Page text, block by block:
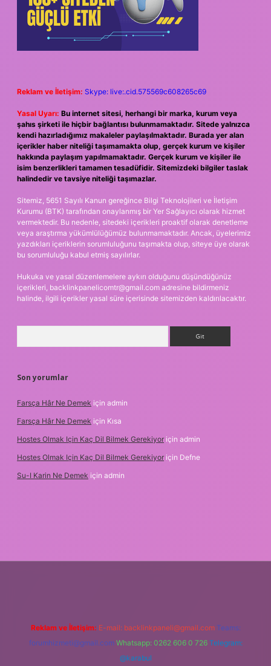
Reklam ve İletişim: Skype: live:.cid.575569c608265c69
Yasal Uyarı: Bu internet sitesi, herhangi bir marka, kurum veya
şahıs şirketi ile hiçbir bağlantısı bulunmamaktadır. Sitede yalnızca
kendi hazırladığımız makaleler paylaşılmaktadır. Burada yer alan
içerikler haber niteliği taşımamakta olup, gerçek kurum ve kişiler
hakkında paylaşım yapılmamaktadır. Gerçek kurum ve kişiler ile
isim benzerlikleri tamamen tesadüfidir. Sitemizdeki bilgiler taslak
halindedir ve tavsiye niteliği taşımazlar.
Sitemiz, 5651 Sayılı Kanun gereğince Bilgi Teknolojileri ve İletişim
Kurumu (BTK) tarafından onaylanmış bir Yer Sağlayıcı olarak hizmet
vermektedir. Bu nedenle, sitedeki içerikleri proaktif olarak denetleme
veya araştırma yükümlülüğümüz bulunmamaktadır. Ancak, üyelerimiz
yazdıkları içeriklerin sorumluluğunu taşımakta olup, siteye üye olarak
bu sorumluluğu kabul etmiş sayılırlar.
Hukuka ve yasal düzenlemelere aykırı olduğunu düşündüğünüz
içerikleri, backlinkpanelicomtr@gmail.com adresine bildirmeniz
halinde, ilgili içerikler yasal süre içerisinde sitemizden kaldırılacaktır.
Son yorumlar
Farsça Hâr Ne Demek için admin
Farsça Hâr Ne Demek için Kısa
Hostes Olmak Için Kaç Dil Bilmek Gerekiyor için admin
Hostes Olmak Için Kaç Dil Bilmek Gerekiyor için Defne
Su-I Karin Ne Demek için admin
Reklam ve İletişim: E-mail: backlinkpaneli@gmail.com Teams:
forumhizmeti@gmail.com Whatsapp: 0262 606 0 726 Telegram:
@karabul